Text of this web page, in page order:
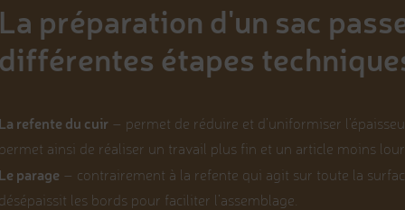
préparation d'un sac
étapes
refente du cuir– permet de réduire et d’uniformiser
ainsi de réaliser un travail plus fin et un article moins
parage – contrairement à la refente qui agit sur toute la
les bords pour faciliter l’assemblage.